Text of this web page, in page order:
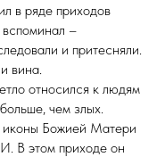
в ряде приходов
–
и притесняли.
вина.
относился к людям
чем злых.
Божией Матери
В этом приходе он